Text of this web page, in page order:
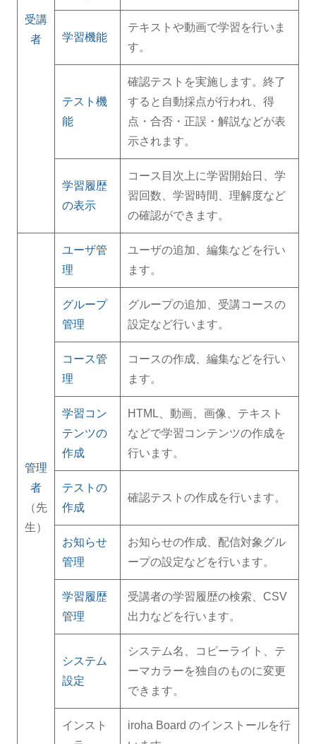
受講
者
学習機能
テキストや動画で学習を行いま
す。
テスト機
能
確認テストを実施します。終了
すると自動採点が行われ、得
点・合否・正誤・解説などが表
示されます。
学習履歴
の表示
コース目次上に学習開始日、学
習回数、学習時間、理解度など
の確認ができます。
管理
者
（先
生）
ユーザ管
理
ユーザの追加、編集などを行い
ます。
グループ
管理
グループの追加、受講コースの
設定など行います。
コース管
理
コースの作成、編集などを行い
ます。
学習コン
テンツの
作成
HTML、動画、画像、テキスト
などで学習コンテンツの作成を
行います。
テストの
作成
確認テストの作成を行います。
お知らせ
管理
お知らせの作成、配信対象グル
ープの設定などを行います。
学習履歴
管理
受講者の学習履歴の検索、CSV
出力などを行います。
システム
設定
システム名、コピーライト、テ
ーマカラーを独自のものに変更
できます。
インスト
iroha Board のインストールを行